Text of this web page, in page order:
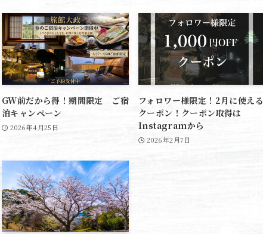
GW前だから得！期間限定 ご宿
泊キャンペーン
2026年4月25日
フォロワー様限定！2月に使える
クーポン！クーポン取得は
Instagramから
2026年2月7日